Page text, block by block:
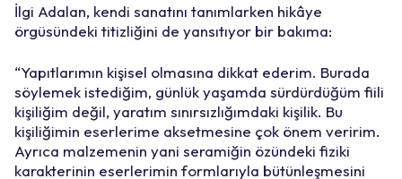
İlgi Adalan, kendi sanatını tanımlarken hikâye
örgüsündeki titizliğini de yansıtıyor bir bakıma:
“Yapıtlarımın kişisel olmasına dikkat ederim. Burada
söylemek istediğim, günlük yaşamda sürdürdüğüm fiili
kişiliğim değil, yaratım sınırsızlığımdaki kişilik. Bu
kişiliğimin eserlerime aksetmesine çok önem veririm.
Ayrıca malzemenin yani seramiğin özündeki fiziki
karakterinin eserlerimin formlarıyla bütünleşmesini